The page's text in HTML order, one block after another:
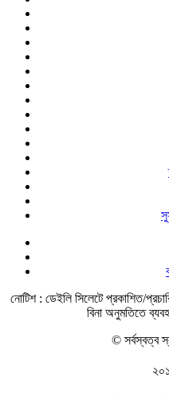
নোটিশ : ডেইলি সিলেটে প্রকাশিত/
বিনা অনুমতিতে
© সর্বস্বত্ব